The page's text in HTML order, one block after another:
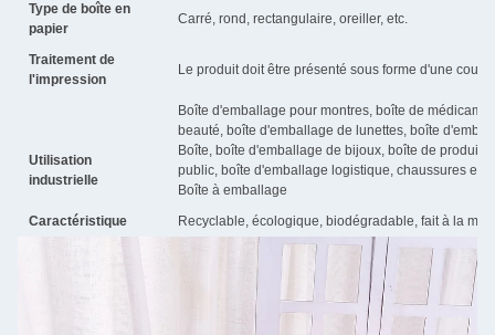
Type de boîte en
papier
Carré, rond, rectangulaire, oreiller, etc.
Traitement de
l'impression
Le produit doit être présenté sous forme d'une
Utilisation
industrielle
Boîte d'emballage pour montres, boîte de
beauté, boîte d'emballage de lunettes, boîte
Boîte, boîte d'emballage de bijoux, boîte de
public, boîte d'emballage logistique, chaussures et
Boîte à emballage
Caractéristique
Recyclable, écologique, biodégradable, fait à la